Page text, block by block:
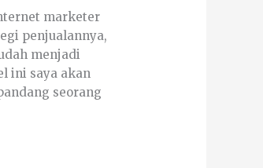
marketer
penjualannya,
menjadi
ini saya akan
seorang